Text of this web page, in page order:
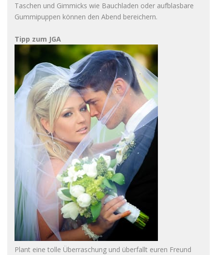
Taschen und Gimmicks wie Bauchladen oder aufblasbare
Gummipuppen können den Abend bereichern.
Tipp zum JGA
Plant eine tolle Überraschung und überfallt euren Freund